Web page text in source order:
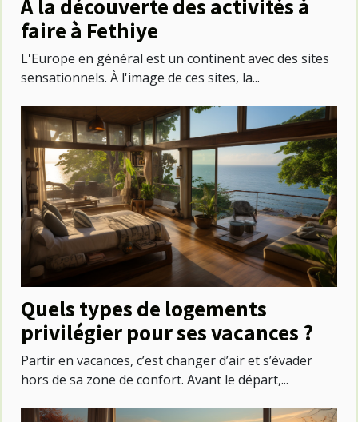
À la découverte des activités à
faire à Fethiye
L'Europe en général est un continent avec des sites
sensationnels. À l'image de ces sites, la...
Quels types de logements
privilégier pour ses vacances ?
Partir en vacances, c’est changer d’air et s’évader
hors de sa zone de confort. Avant le départ,...